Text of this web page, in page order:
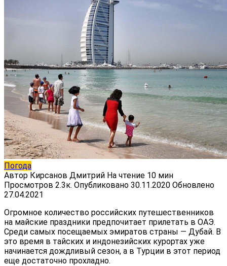
Погода
Автор Кирсанов Дмитрий На чтение 10 мин
Просмотров 2.3к. Опубликовано 30.11.2020 Обновлено
27.04.2021
Огромное количество российских путешественников
на майские праздники предпочитает прилетать в ОАЭ.
Среди самых посещаемых эмиратов страны — Дубай. В
это время в тайских и индонезийских курортах уже
начинается дождливый сезон, а в Турции в этот период
еще достаточно прохладно.